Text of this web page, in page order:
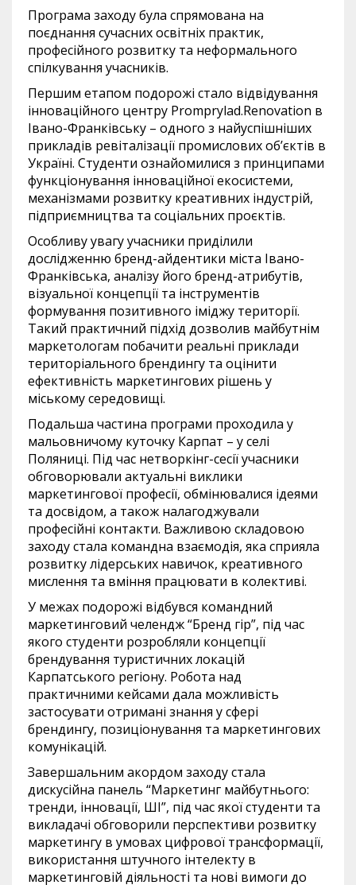
Програма заходу була спрямована на
поєднання сучасних освітніх практик,
професійного розвитку та неформального
спілкування учасників.
Першим етапом подорожі стало відвідування
інноваційного центру Promprylad.Renovation в
Івано-Франківську – одного з найуспішніших
прикладів ревіталізації промислових об’єктів в
Україні. Студенти ознайомилися з принципами
функціонування інноваційної екосистеми,
механізмами розвитку креативних індустрій,
підприємництва та соціальних проєктів.
Особливу увагу учасники приділили
дослідженню бренд-айдентики міста Івано-
Франківська, аналізу його бренд-атрибутів,
візуальної концепції та інструментів
формування позитивного іміджу території.
Такий практичний підхід дозволив майбутнім
маркетологам побачити реальні приклади
територіального брендингу та оцінити
ефективність маркетингових рішень у
міському середовищі.
Подальша частина програми проходила у
мальовничому куточку Карпат – у селі
Поляниці. Під час нетворкінг-сесії учасники
обговорювали актуальні виклики
маркетингової професії, обмінювалися ідеями
та досвідом, а також налагоджували
професійні контакти. Важливою складовою
заходу стала командна взаємодія, яка сприяла
розвитку лідерських навичок, креативного
мислення та вміння працювати в колективі.
У межах подорожі відбувся командний
маркетинговий челендж “Бренд гір”, під час
якого студенти розробляли концепції
брендування туристичних локацій
Карпатського регіону. Робота над
практичними кейсами дала можливість
застосувати отримані знання у сфері
брендингу, позиціонування та маркетингових
комунікацій.
Завершальним акордом заходу стала
дискусійна панель “Маркетинг майбутнього:
тренди, інновації, ШІ”, під час якої студенти та
викладачі обговорили перспективи розвитку
маркетингу в умовах цифрової трансформації,
використання штучного інтелекту в
маркетинговій діяльності та нові вимоги до